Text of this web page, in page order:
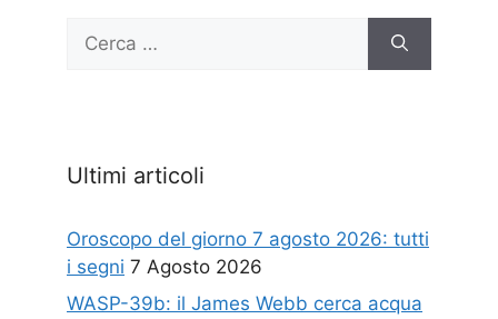
per:
Ultimi articoli
Oroscopo del giorno 7 agosto 2026: tutti
i segni 7 Agosto 2026
WASP-39b: il James Webb cerca acqua